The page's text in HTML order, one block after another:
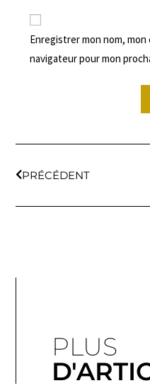
Enregistrer mon nom,
navigateur pour mon
PRÉCÉDENT
PLUS